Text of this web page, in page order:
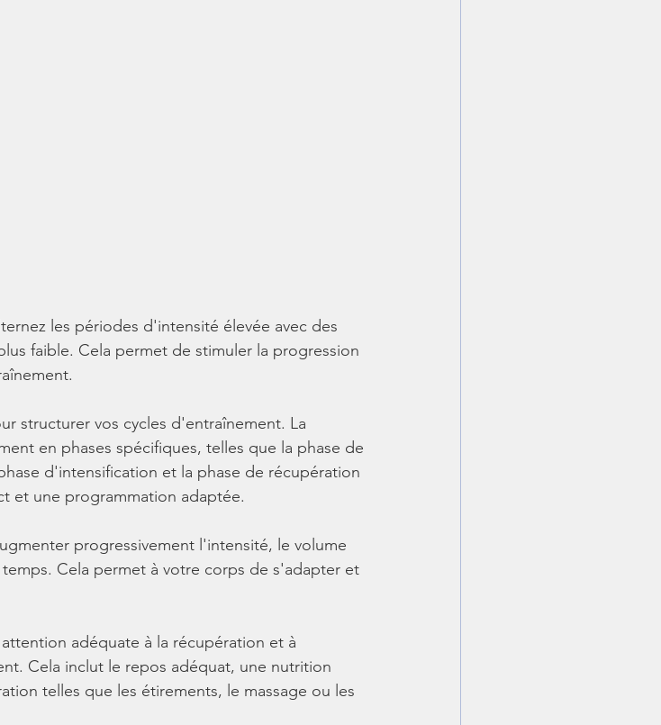
les périodes d'intensité élevée avec des
faible. Cela permet de stimuler la progression
structurer vos cycles d'entraînement. La
en phases spécifiques, telles que la phase de
d'intensification et la phase de récupération
et une programmation adaptée.
progressivement l'intensité, le volume
Cela permet à votre corps de s'adapter et
adéquate à la récupération et à
Cela inclut le repos adéquat, une nutrition
telles que les étirements, le massage ou les